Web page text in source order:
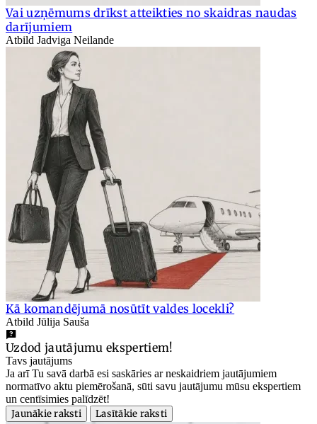
Vai uzņēmums drīkst atteikties no skaidras naudas
darījumiem
Atbild Jadviga Neilande
Kā komandējumā nosūtīt valdes locekli?
Atbild Jūlija Sauša
Uzdod jautājumu ekspertiem!
Tavs jautājums
Ja arī Tu savā darbā esi saskāries ar neskaidriem jautājumiem
normatīvo aktu piemērošanā, sūti savu jautājumu mūsu ekspertiem
un centīsimies palīdzēt!
Jaunākie raksti
Lasītākie raksti